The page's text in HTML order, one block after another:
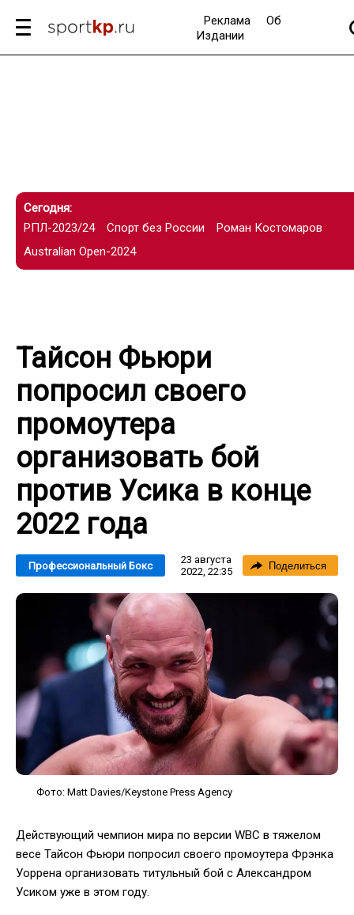
Реклама
Об
Издании
Сегодня:
РПЛ-2023/24
Спорт без России
Роман Костомаров
Australian Open-2024
Тайсон Фьюри
попросил своего
промоутера
организовать бой
против Усика в конце
2022 года
Профессиональный Бокс
23 августа
2022, 22:35
Поделиться
Фото: Matt Davies/Keystone Press Agency
Действующий чемпион мира по версии WBC в тяжелом
весе Тайсон Фьюри попросил своего промоутера Фрэнка
Уоррена организовать титульный бой с Александром
Усиком уже в этом году.